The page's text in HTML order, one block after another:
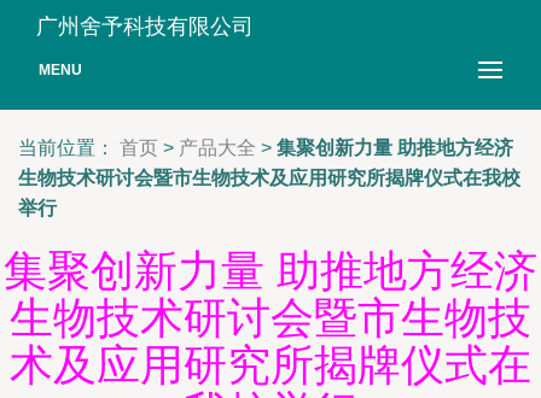
广州舍予科技有限公司
MENU
当前位置： 首页 > 产品大全 > 集聚创新力量 助推地方经济
生物技术研讨会暨市生物技术及应用研究所揭牌仪式在我校
举行
集聚创新力量 助推地方经济
生物技术研讨会暨市生物技
术及应用研究所揭牌仪式在